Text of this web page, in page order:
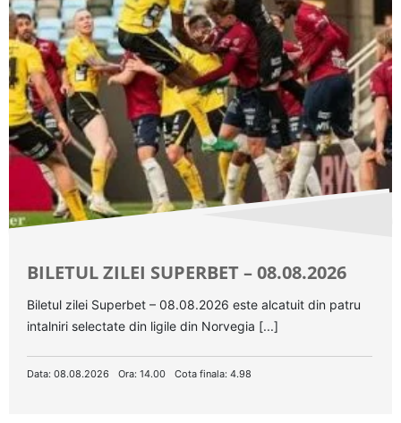
BILETUL ZILEI SUPERBET – 08.08.2026
Biletul zilei Superbet – 08.08.2026 este alcatuit din patru
intalniri selectate din ligile din Norvegia [...]
Data: 08.08.2026 Ora: 14.00 Cota finala: 4.98